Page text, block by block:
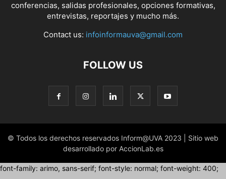
conferencias, salidas profesionales, opciones formativas,
entrevistas, reportajes y mucho más.
Contact us: infoinformauva@gmail.com
FOLLOW US
© Todos los derechos reservados Inform@UVA 2023 | Sitio web
desarrollado por AccionLab.es
font-family: arimo, sans-serif; font-style: normal; font-weight: 400;